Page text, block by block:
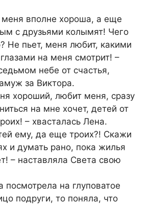
вполне хороша, а еще
с друзьями колымят! Чего
Не пьет, меня любит, какими
на меня смотрит! –
небе от счастья,
за Виктора.
хороший, любит меня, сразу
на мне хочет, детей от
– хвасталась Лена.
ему, да еще троих?! Скажи
и думать рано, пока жилья
– наставляла Света свою
посмотрела на глуповатое
подруги, то поняла, что